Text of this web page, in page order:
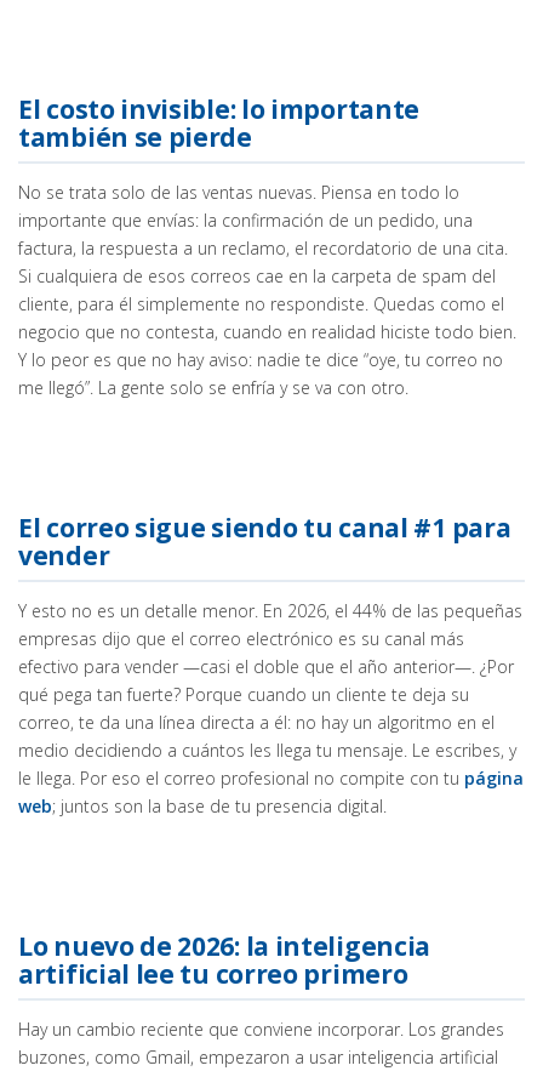
El costo invisible: lo importante
también se pierde
No se trata solo de las ventas nuevas. Piensa en todo lo
importante que envías: la confirmación de un pedido, una
factura, la respuesta a un reclamo, el recordatorio de una cita.
Si cualquiera de esos correos cae en la carpeta de spam del
cliente, para él simplemente no respondiste. Quedas como el
negocio que no contesta, cuando en realidad hiciste todo bien.
Y lo peor es que no hay aviso: nadie te dice “oye, tu correo no
me llegó”. La gente solo se enfría y se va con otro.
El correo sigue siendo tu canal #1 para
vender
Y esto no es un detalle menor. En 2026, el 44% de las pequeñas
empresas dijo que el correo electrónico es su canal más
efectivo para vender —casi el doble que el año anterior—. ¿Por
qué pega tan fuerte? Porque cuando un cliente te deja su
correo, te da una línea directa a él: no hay un algoritmo en el
medio decidiendo a cuántos les llega tu mensaje. Le escribes, y
le llega. Por eso el correo profesional no compite con tu página
web; juntos son la base de tu presencia digital.
Lo nuevo de 2026: la inteligencia
artificial lee tu correo primero
Hay un cambio reciente que conviene incorporar. Los grandes
buzones, como Gmail, empezaron a usar inteligencia artificial